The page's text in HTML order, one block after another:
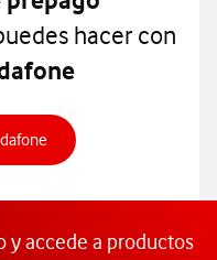
hacer con
Acceder a MI Vodafone
y accede a productos